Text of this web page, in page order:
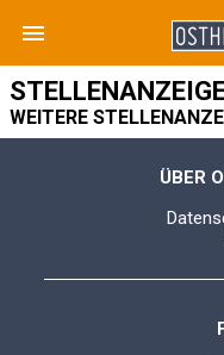
WEITERE
ÜBER